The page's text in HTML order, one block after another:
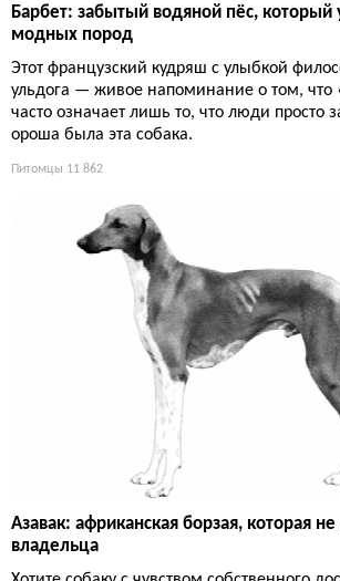
Барбет: забытый водяной пёс,
модных пород
Этот французский кудряш с улыбкой
ульдога — живое напоминание о том, что
часто означает лишь то, что люди просто
ороша была эта собака.
Питомцы 11 862
Азавак: африканская борзая, которая
владельца